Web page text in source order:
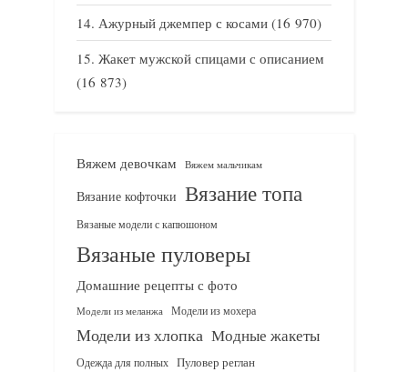
Ажурный джемпер с косами (16 970)
Жакет мужской спицами с описанием
(16 873)
Вяжем девочкам Вяжем мальчикам
Вязание кофточки Вязание топа
Вязаные модели с капюшоном
Вязаные пуловеры
Домашние рецепты с фото
Модели из меланжа Модели из мохера
Модели из хлопка Модные жакеты
Одежда для полных Пуловер реглан